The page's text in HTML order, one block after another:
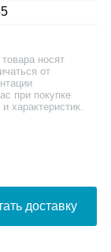
носят
от
при покупке
характеристик.
доставку